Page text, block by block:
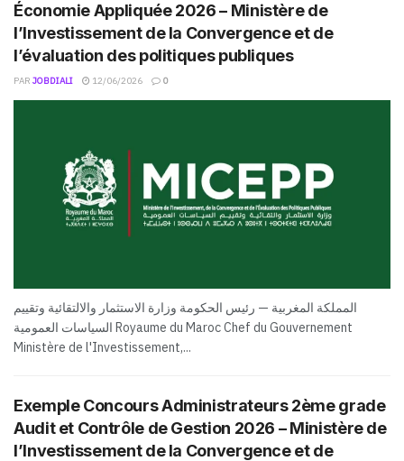
Économie Appliquée 2026 – Ministère de
l’Investissement de la Convergence et de
l’évaluation des politiques publiques
PAR JOBDIALI 12/06/2026 0
المملكة المغربية — رئيس الحكومة وزارة الاستثمار والالتقائية وتقييم
السياسات العمومية Royaume du Maroc Chef du Gouvernement
Ministère de l'Investissement,...
Exemple Concours Administrateurs 2ème grade
Audit et Contrôle de Gestion 2026 – Ministère de
l’Investissement de la Convergence et de